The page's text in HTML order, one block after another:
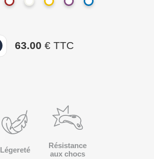
63.00 € TTC
Légereté
Résistance
aux chocs